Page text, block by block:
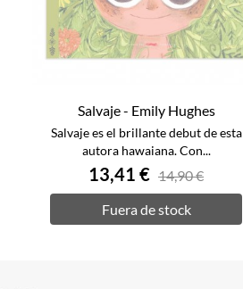
Salvaje - Emily Hughes
Salvaje es el brillante debut de esta
autora hawaiana. Con...
13,41 € 14,90 €
Fuera de stock